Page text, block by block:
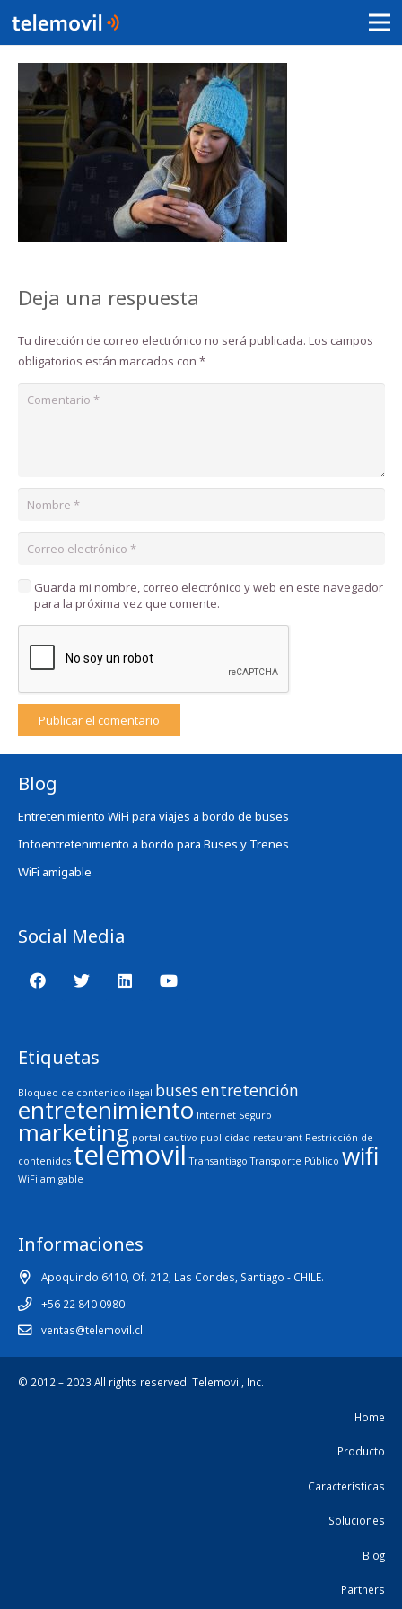
Deja una respuesta
Tu dirección de correo electrónico no será publicada. Los campos
obligatorios están marcados con *
Guarda mi nombre, correo electrónico y web en este navegador
para la próxima vez que comente.
Publicar el comentario
Blog
Entretenimiento WiFi para viajes a bordo de buses
Infoentretenimiento a bordo para Buses y Trenes
WiFi amigable
Social Media
Etiquetas
Bloqueo de contenido ilegal busesentretención
entretenimiento Internet Seguro
marketing portal cautivo publicidad restaurant Restricción de
contenidos telemovil Transantiago Transporte Público wifi
WiFi amigable
Informaciones
Apoquindo 6410, Of. 212, Las Condes, Santiago - CHILE.
+56 22 840 0980
ventas@telemovil.cl
© 2012 – 2023 All rights reserved. Telemovil, Inc.
Home
Producto
Características
Soluciones
Blog
Partners